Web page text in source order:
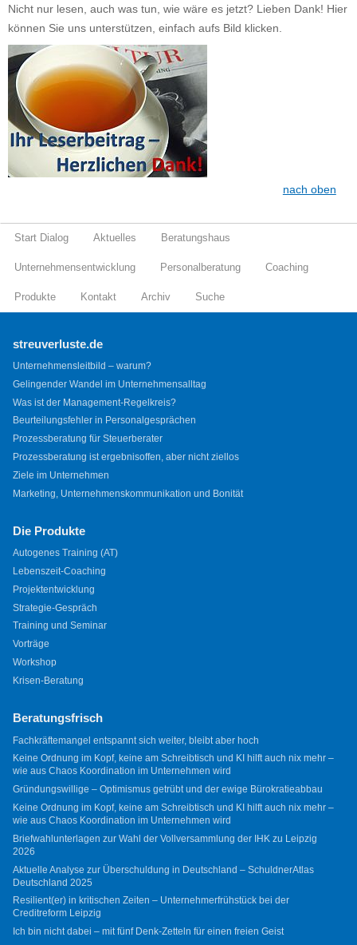
Nicht nur lesen, auch was tun, wie wäre es jetzt? Lieben Dank! Hier
können Sie uns unterstützen, einfach aufs Bild klicken.
nach oben
Start Dialog Aktuelles Beratungshaus
Unternehmensentwicklung Personalberatung Coaching
Produkte Kontakt Archiv Suche
streuverluste.de
Unternehmensleitbild – warum?
Gelingender Wandel im Unternehmensalltag
Was ist der Management-Regelkreis?
Beurteilungsfehler in Personalgesprächen
Prozessberatung für Steuerberater
Prozessberatung ist ergebnisoffen, aber nicht ziellos
Ziele im Unternehmen
Marketing, Unternehmenskommunikation und Bonität
Die Produkte
Autogenes Training (AT)
Lebenszeit-Coaching
Projektentwicklung
Strategie-Gespräch
Training und Seminar
Vorträge
Workshop
Krisen-Beratung
Beratungsfrisch
Fachkräftemangel entspannt sich weiter, bleibt aber hoch
Keine Ordnung im Kopf, keine am Schreibtisch und KI hilft auch nix mehr –
wie aus Chaos Koordination im Unternehmen wird
Gründungswillige – Optimismus getrübt und der ewige Bürokratieabbau
Keine Ordnung im Kopf, keine am Schreibtisch und KI hilft auch nix mehr –
wie aus Chaos Koordination im Unternehmen wird
Briefwahlunterlagen zur Wahl der Vollversammlung der IHK zu Leipzig
2026
Aktuelle Analyse zur Überschuldung in Deutschland – SchuldnerAtlas
Deutschland 2025
Resilient(er) in kritischen Zeiten – Unternehmerfrühstück bei der
Creditreform Leipzig
Ich bin nicht dabei – mit fünf Denk-Zetteln für einen freien Geist